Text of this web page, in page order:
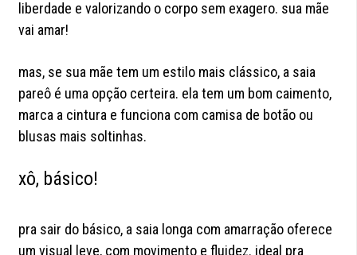
liberdade e valorizando o corpo sem exagero. sua mãe
vai amar!
mas, se sua mãe tem um estilo mais clássico, a saia
pareô é uma opção certeira. ela tem um bom caimento,
marca a cintura e funciona com camisa de botão ou
blusas mais soltinhas.
xô, básico!
pra sair do básico, a saia longa com amarração oferece
um visual leve, com movimento e fluidez. ideal pra